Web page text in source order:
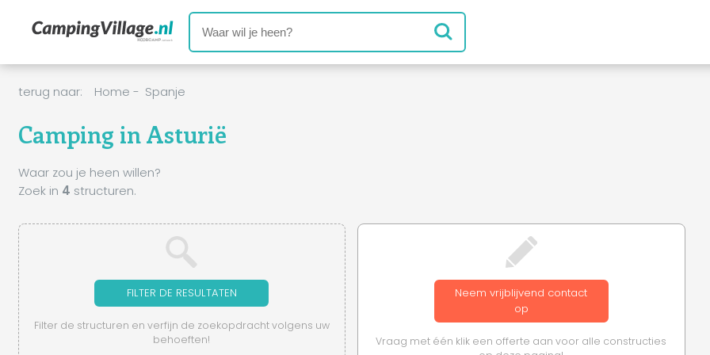
terug naar: Home - Spanje
Camping in Asturië
Waar zou je heen willen?
Zoek in 4 structuren.
FILTER DE RESULTATEN
Filter de structuren en verfijn de zoekopdracht volgens uw
behoeften!
Neem vrijblijvend contact
op
Vraag met één klik een offerte aan voor alle constructies